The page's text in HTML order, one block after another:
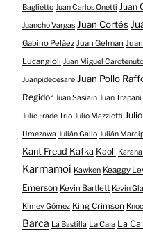
Baglietto Juan Carlos Onetti Juan
Juancho Vargas Juan Cortés
Gabino Peláez Juan Gelman
Lucangioli Juan Miguel Carotenuto
Juanpidecesare Juan Pollo
Regidor Juan Sasiain Juan Trapani
Julio Frade Trio Julio Mazziotti
Umezawa Julián Gallo Julián
Kant Freud Kafka Kaoll
Karmamoi Kawken Keaggy
Emerson Kevin Bartlett Kevin
Kimey Gómez King Crimson
Barca La Bastilla La Caja La